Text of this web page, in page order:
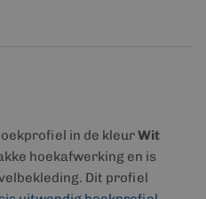
in de kleurWit
hoekafwerking en is
Dit profiel